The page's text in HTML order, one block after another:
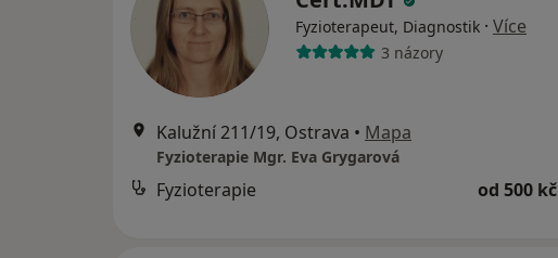
Fyzioterapeut, Diagnostik · Více
3 názory
Kalužní 211/19, Ostrava • Mapa
Fyzioterapie Mgr. Eva Grygarová
Fyzioterapie od 500 kč